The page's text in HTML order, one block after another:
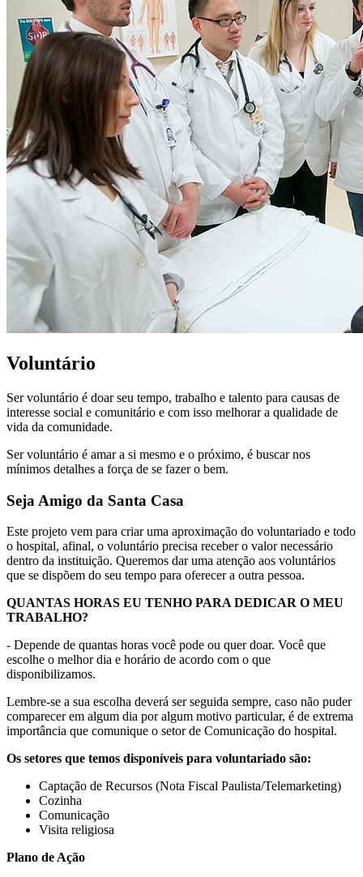
Voluntário
Ser voluntário é doar seu tempo, trabalho e talento para causas de
interesse social e comunitário e com isso melhorar a qualidade de
vida da comunidade.
Ser voluntário é amar a si mesmo e o próximo, é buscar nos
mínimos detalhes a força de se fazer o bem.
Seja Amigo da Santa Casa
Este projeto vem para criar uma aproximação do voluntariado e todo
o hospital, afinal, o voluntário precisa receber o valor necessário
dentro da instituição. Queremos dar uma atenção aos voluntários
que se dispõem do seu tempo para oferecer a outra pessoa.
QUANTAS HORAS EU TENHO PARA DEDICAR O MEU
TRABALHO?
- Depende de quantas horas você pode ou quer doar. Você que
escolhe o melhor dia e horário de acordo com o que
disponibilizamos.
Lembre-se a sua escolha deverá ser seguida sempre, caso não puder
comparecer em algum dia por algum motivo particular, é de extrema
importância que comunique o setor de Comunicação do hospital.
Os setores que temos disponíveis para voluntariado são:
Captação de Recursos (Nota Fiscal Paulista/Telemarketing)
Cozinha
Comunicação
Visita religiosa
Plano de Ação